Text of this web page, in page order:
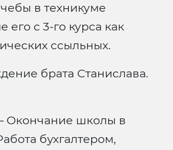
в техникуме
его с 3-го курса как
ссыльных.
брата Станислава.
Окончание школы в
бухгалтером,